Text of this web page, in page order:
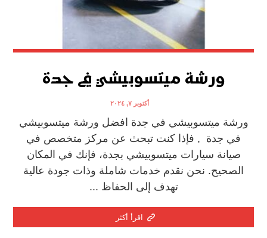
ورشة ميتسوبيشي في جدة
أكتوبر ٧, ٢٠٢٤
ورشة ميتسوبيشي في جدة افضل ورشة ميتسوبيشي
في جدة , فإذا كنت تبحث عن مركز متخصص في
صيانة سيارات ميتسوبيشي بجدة، فإنك في المكان
الصحيح. نحن نقدم خدمات شاملة وذات جودة عالية
تهدف إلى الحفاظ ...
اقرأ أكثر